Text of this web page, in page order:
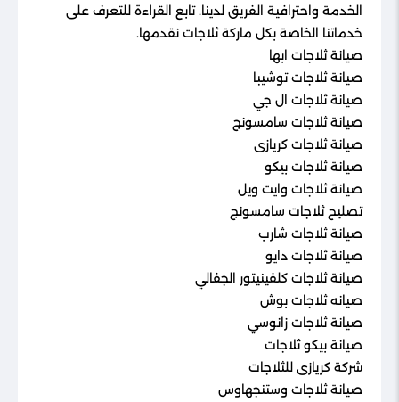
الخدمة واحترافية الفريق لدينا. تابع القراءة للتعرف على
خدماتنا الخاصة بكل ماركة ثلاجات نقدمها.
صيانة ثلاجات ابها
صيانة ثلاجات توشيبا
صيانة ثلاجات ال جي
صيانة ثلاجات سامسونج
صيانة ثلاجات كريازى
صيانة ثلاجات بيكو
صيانة ثلاجات وايت ويل
تصليح ثلاجات سامسونج
صيانة ثلاجات شارب
صيانة ثلاجات دايو
صيانة ثلاجات كلفينيتور الجفالي
صيانه ثلاجات بوش
صيانة ثلاجات زانوسي
صيانة بيكو ثلاجات
شركة كريازى للثلاجات
صيانة ثلاجات وستنجهاوس